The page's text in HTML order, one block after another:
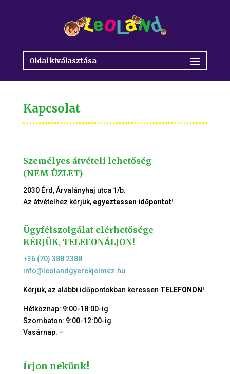
Oldal kiválasztása
Kapcsolat
Személyes átvételi lehetőség
(NEM ÜZLET)
2030 Érd, Árvalányhaj utca 1/b.
Az átvételhez kérjük, egyeztessen időpontot!
Ügyfélszolgálat elérhetősége
KÉRJÜK, TELEFONÁLJON!
+36 (70) 388 2388
info@leolandgyerekjelmez.hu
Kérjük, az alábbi időpontokban keressen TELEFONON !
Hétköznap: 9:00-18:00-ig
Szombaton: 9:00-12:00-ig
Vasárnap: –
Írjon nekünk!